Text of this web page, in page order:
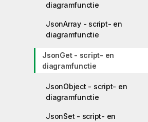
diagramfunctie
JsonArray - script- en
diagramfunctie
JsonGet - script- en
diagramfunctie
JsonObject - script- en
diagramfunctie
JsonSet - script- en